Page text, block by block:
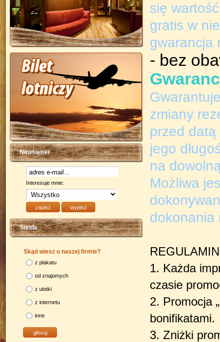
Newsletter
Interesuje mnie:
Sonda
Skąd wiesz o naszej firmie?
z plakatu
od znajomych
z ulotki
z internetu
inne
się
gratis w
gwarancja
- bez
zmiany
przed
jego
na
Możliwa
dokonania
1. Każda
czasie
2. Promocja
bonifikatami.
3. Zniżki